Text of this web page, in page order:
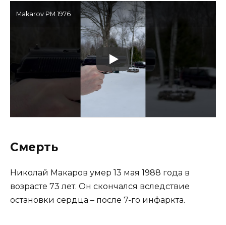
Makarov PM 1976
Смерть
Николай Макаров умер 13 мая 1988 года в
возрасте 73 лет. Он скончался вследствие
остановки сердца – после 7-го инфаркта.